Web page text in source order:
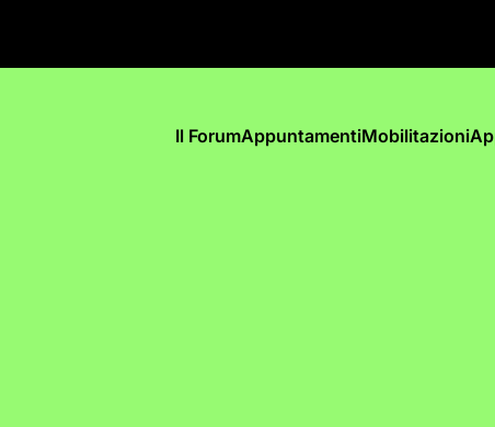
Il ForumAppuntamentiMobilitazioni